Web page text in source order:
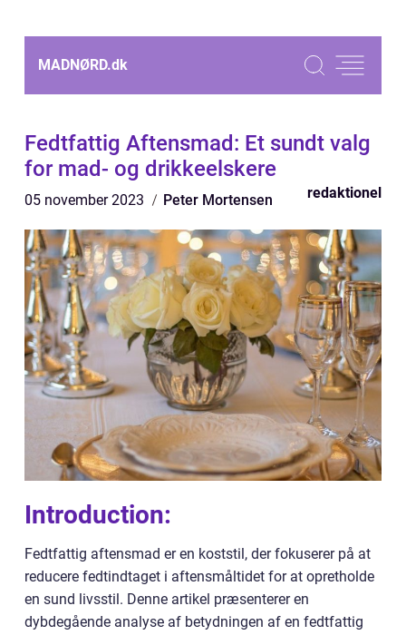
MADNØRD.dk
Fedtfattig Aftensmad: Et sundt valg
for mad- og drikkeelskere
05 november 2023 Peter Mortensen redaktionel
Introduction:
Fedtfattig aftensmad er en koststil, der fokuserer på at
reducere fedtindtaget i aftensmåltidet for at opretholde
en sund livsstil. Denne artikel præsenterer en
dybdegående analyse af betydningen af en fedtfattig